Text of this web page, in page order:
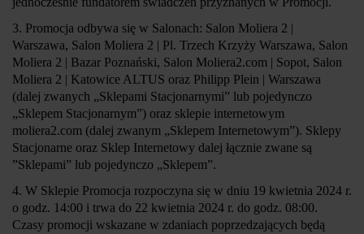
3. Promocja odbywa się w Salonach: Salon Moliera 2 |
Warszawa, Salon Moliera 2 | Pl. Trzech Krzyży Warszawa, Salon
Moliera 2 | Bazar Poznański, Salon Moliera2.com | Sopot, Salon
Moliera 2 | Katowice ALTUS oraz Philipp Plein | Warszawa
(dalej zwanych „Sklepami Stacjonarnymi” lub pojedynczo
„Sklepem Stacjonarnym”) oraz sklepie internetowym
moliera2.com (dalej zwanym „Sklepem Internetowym”). Sklepy
Stacjonarne oraz Sklep Internetowy dalej łącznie zwane są
”Sklepami” lub pojedynczo „Sklepem”.
4. W Sklepie Promocja rozpoczyna się w dniu 19 kwietnia 2024 r.
o godz. 14:00 i trwa do 22 kwietnia 2024 r. do godz. 08:00.
Czasy promocji wskazane w zdaniach poprzedzających będą